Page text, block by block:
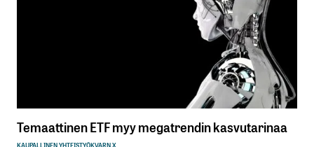
Temaattinen ETF myy megatrendin kasvutarinaa